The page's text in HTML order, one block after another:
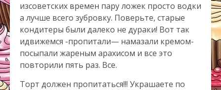
изсоветских времен пару ложек просто водки
а лучше всего зубровку. Поверьте, старые
кондитеры были далеко не дураки! Вот так
идвижемся -пропитали— намазали кремом-
посыпали жареным арахисом и все это
повторили пять раз. Все.
Торт должен пропитаться!!! Украшаете по